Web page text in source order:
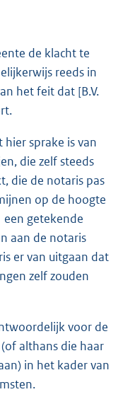
de klacht te
reeds in
het feit dat [B.V.
sprake is van
die zelf steeds
die de notaris pas
op de hoogte
getekende
aan de notaris
er van uitgaan dat
zelf zouden
voor de
althans die haar
in het kader van